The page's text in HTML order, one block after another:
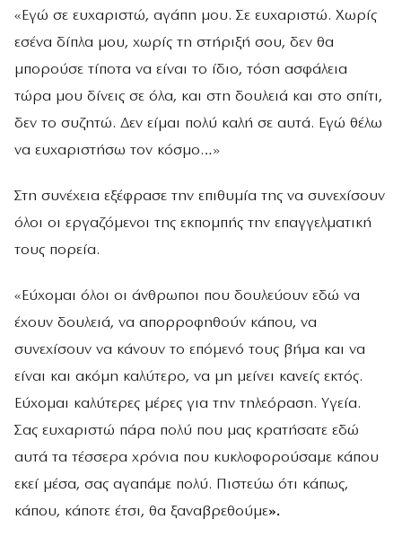
«Εγώ σε ευχαριστώ, αγάπη μου. Σε ευχαριστώ. Χωρίς
εσένα δίπλα μου, χωρίς τη στήριξή σου, δεν θα
μπορούσε τίποτα να είναι το ίδιο, τόση ασφάλεια
τώρα μου δίνεις σε όλα, και στη δουλειά και στο σπίτι,
δεν το συζητώ. Δεν είμαι πολύ καλή σε αυτά. Εγώ θέλω
να ευχαριστήσω τον κόσμο…»
Στη συνέχεια εξέφρασε την επιθυμία της να συνεχίσουν
όλοι οι εργαζόμενοι της εκπομπής την επαγγελματική
τους πορεία.
«Εύχομαι όλοι οι άνθρωποι που δουλεύουν εδώ να
έχουν δουλειά, να απορροφηθούν κάπου, να
συνεχίσουν να κάνουν το επόμενό τους βήμα και να
είναι και ακόμη καλύτερο, να μη μείνει κανείς εκτός.
Εύχομαι καλύτερες μέρες για την τηλεόραση. Υγεία.
Σας ευχαριστώ πάρα πολύ που μας κρατήσατε εδώ
αυτά τα τέσσερα χρόνια που κυκλοφορούσαμε κάπου
εκεί μέσα, σας αγαπάμε πολύ. Πιστεύω ότι κάπως,
κάπου, κάποτε έτσι, θα ξαναβρεθούμε».